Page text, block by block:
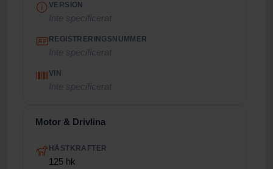
VERSION
Inte specificerat
REGISTRERINGSNUMMER
Inte specificerat
VIN
Inte specificerat
Motor & Drivlina
HÄSTKRAFTER
125 hk